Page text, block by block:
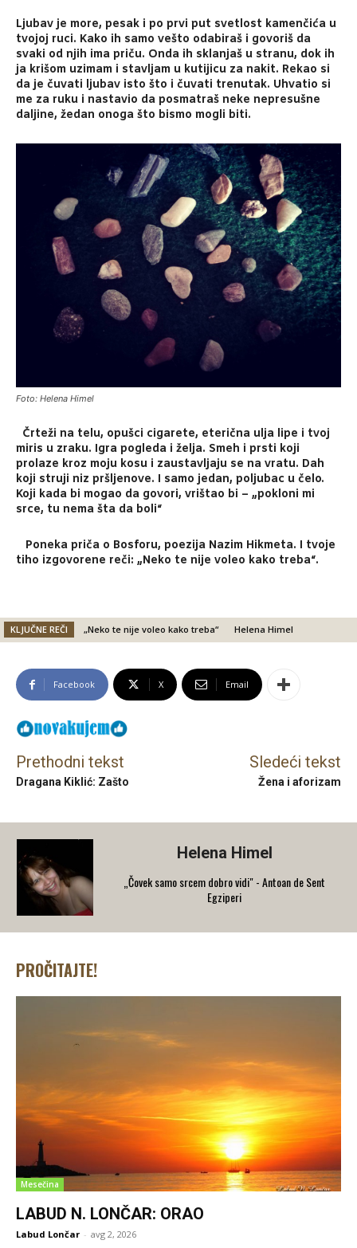
Ljubav je more, pesak i po prvi put svetlost kamenčića u
tvojoj ruci. Kako ih samo vešto odabiraš i govoriš da
svaki od njih ima priču. Onda ih sklanjaš u stranu, dok ih
ja krišom uzimam i stavljam u kutijicu za nakit. Rekao si
da je čuvati ljubav isto što i čuvati trenutak. Uhvatio si
me za ruku i nastavio da posmatraš neke nepresušne
daljine, žedan onoga što bismo mogli biti.
Foto: Helena Himel
Črteži na telu, opušci cigarete, eterična ulja lipe i tvoj
miris u zraku. Igra pogleda i želja. Smeh i prsti koji
prolaze kroz moju kosu i zaustavljaju se na vratu. Dah
koji struji niz pršljenove. I samo jedan, poljubac u čelo.
Koji kada bi mogao da govori, vrištao bi – „pokloni mi
srce, tu nema šta da boli“
Poneka priča o Bosforu, poezija Nazim Hikmeta. I tvoje
tiho izgovorene reči: „Neko te nije voleo kako treba“.
KLJUČNE REČI „Neko te nije voleo kako treba“ Helena Himel
Facebook X Email
Prethodni tekst
Dragana Kiklić: Zašto
Sledeći tekst
Žena i aforizam
Helena Himel
„Čovek samo srcem dobro vidi" - Antoan de Sent
Egziperi
PROČITAJTE!
Mesečina
LABUD N. LONČAR: ORAO
Labud Lončar - avg 2, 2026